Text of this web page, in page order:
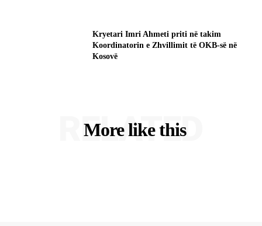
Kryetari Imri Ahmeti priti në takim
Koordinatorin e Zhvillimit të OKB-së në
Kosovë
More like this
RELATED